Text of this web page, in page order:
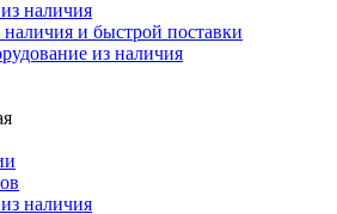
и быстрой поставки